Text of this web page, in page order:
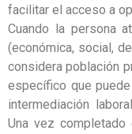
facilitar el acceso a
Cuando la persona
(económica, social,
considera población
específico que
intermediación
Una vez